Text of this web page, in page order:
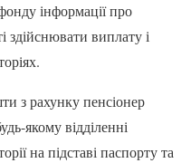
інформації про
здійснювати виплату і
з рахунку пенсіонер
якому відділенні
на підставі паспорту та